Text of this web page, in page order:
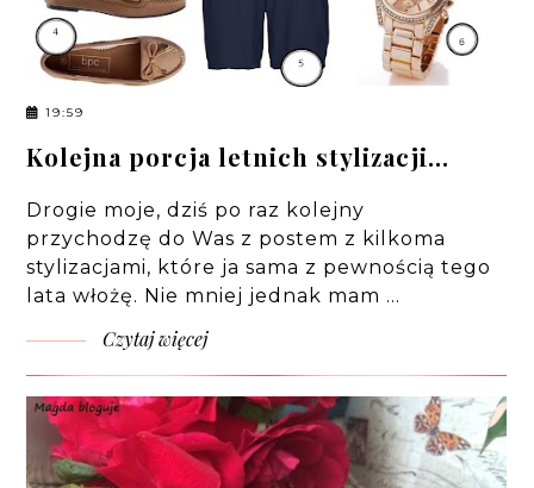
19:59
Kolejna porcja letnich stylizacji...
Drogie moje, dziś po raz kolejny
przychodzę do Was z postem z kilkoma
stylizacjami, które ja sama z pewnością tego
lata włożę. Nie mniej jednak mam …
Czytaj więcej